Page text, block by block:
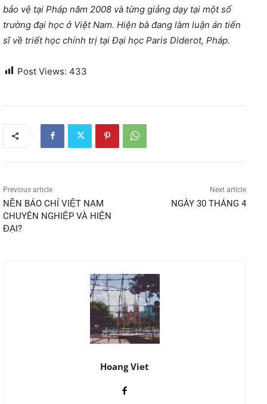
bảo vệ tại Pháp năm 2008 và từng giảng dạy tại một số
trường đại học ở Việt Nam. Hiện bà đang làm luận án tiến
sĩ về triết học chính trị tại Đại học Paris Diderot, Pháp.
Post Views: 433
Previous article
NỀN BÁO CHÍ VIỆT NAM
CHUYÊN NGHIỆP VÀ HIỆN
ĐẠI?
Next article
NGÀY 30 THÁNG 4
Hoang Viet